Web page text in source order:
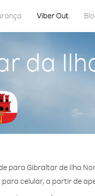
Viber Out
da
para Gibraltar de Ilha
celular, a partir de